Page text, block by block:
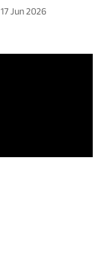
17 Jun 2026